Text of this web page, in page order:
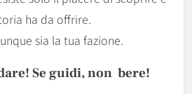
ha da offrire.
sia la tua fazione.
Se guidi, non bere!